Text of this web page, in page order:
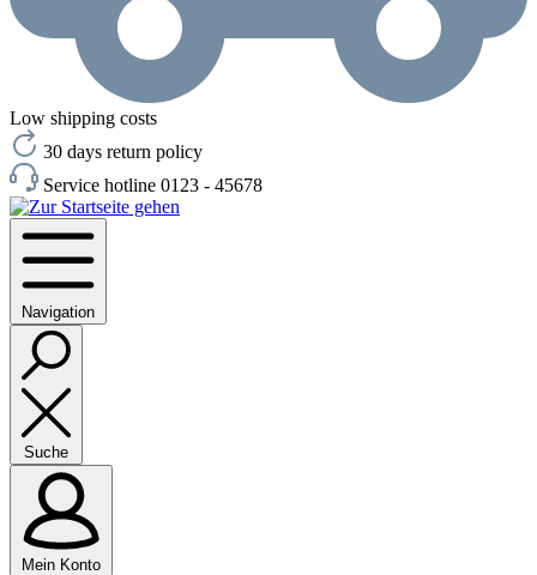
Low shipping costs
30 days return policy
Service hotline 0123 - 45678
Navigation
Suche
Mein Konto